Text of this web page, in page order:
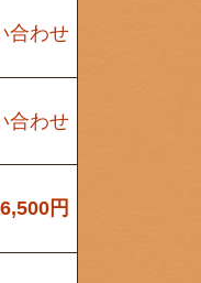
合わせ
合わせ
円